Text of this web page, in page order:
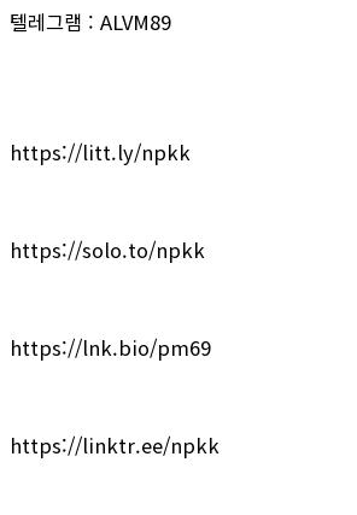
텔레그램 : ALVM89
https://litt.ly/npkk
https://solo.to/npkk
https://lnk.bio/pm69
https://linktr.ee/npkk